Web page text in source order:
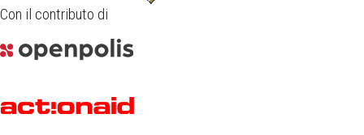
Con il contributo di